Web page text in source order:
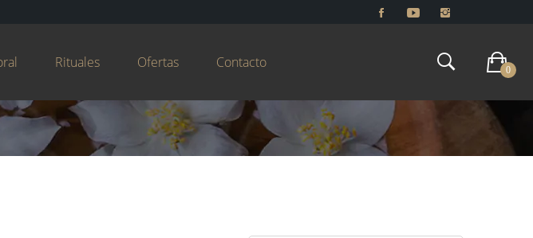
Rituales Ofertas Contacto 0